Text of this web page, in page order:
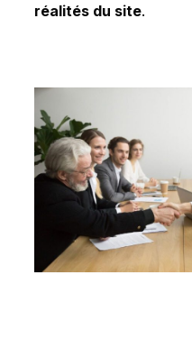
réalités du site.